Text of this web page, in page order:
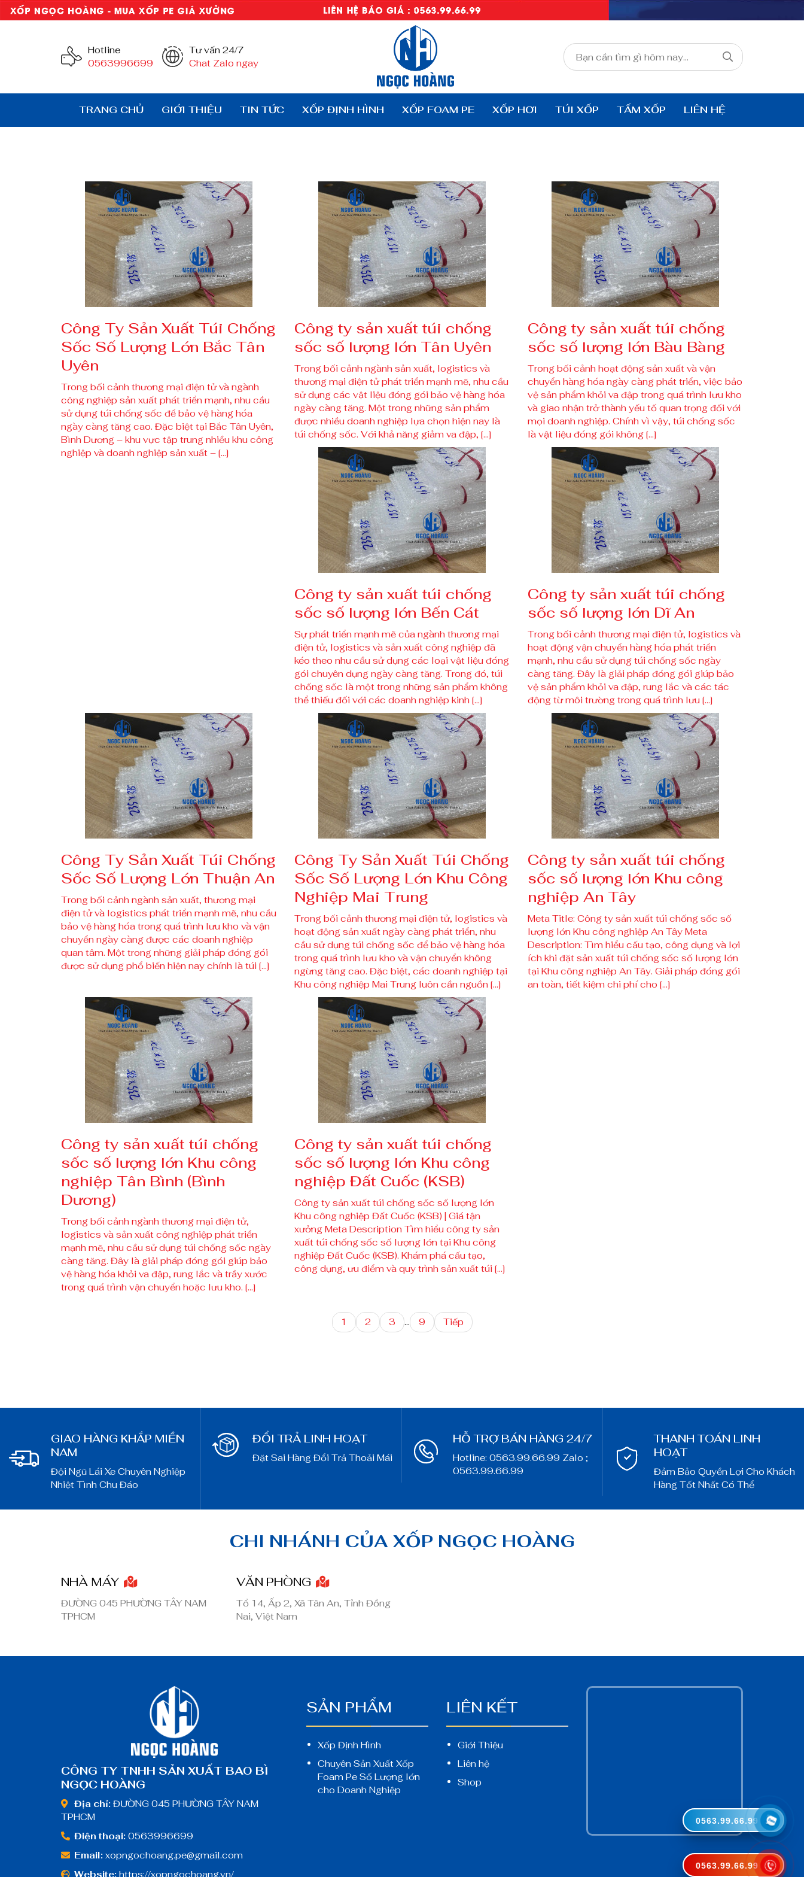
Hotline
0563996699
Tư vấn 24/7
Chat Zalo ngay
TRANG CHỦ GIỚI THIỆU TIN TỨC XỐP ĐỊNH HÌNH XỐP FOAM PE XỐP HƠI TÚI XỐP TẤM XỐP LIÊN HỆ
Công Ty Sản Xuất Túi Chống
Sốc Số Lượng Lớn Bắc Tân
Uyên
Trong bối cảnh thương mại điện tử và ngành
công nghiệp sản xuất phát triển mạnh, nhu cầu
sử dụng túi chống sốc để bảo vệ hàng hóa
ngày càng tăng cao. Đặc biệt tại Bắc Tân Uyên,
Bình Dương – khu vực tập trung nhiều khu công
nghiệp và doanh nghiệp sản xuất – […]
Công ty sản xuất túi chống
sốc số lượng lớn Tân Uyên
Trong bối cảnh ngành sản xuất, logistics và
thương mại điện tử phát triển mạnh mẽ, nhu cầu
sử dụng các vật liệu đóng gói bảo vệ hàng hóa
ngày càng tăng. Một trong những sản phẩm
được nhiều doanh nghiệp lựa chọn hiện nay là
túi chống sốc. Với khả năng giảm va đập, […]
Công ty sản xuất túi chống
sốc số lượng lớn Bàu Bàng
Trong bối cảnh hoạt động sản xuất và vận
chuyển hàng hóa ngày càng phát triển, việc bảo
vệ sản phẩm khỏi va đập trong quá trình lưu kho
và giao nhận trở thành yếu tố quan trọng đối với
mọi doanh nghiệp. Chính vì vậy, túi chống sốc
là vật liệu đóng gói không […]
Công ty sản xuất túi chống
sốc số lượng lớn Bến Cát
Sự phát triển mạnh mẽ của ngành thương mại
điện tử, logistics và sản xuất công nghiệp đã
kéo theo nhu cầu sử dụng các loại vật liệu đóng
gói chuyên dụng ngày càng tăng. Trong đó, túi
chống sốc là một trong những sản phẩm không
thể thiếu đối với các doanh nghiệp kinh […]
Công ty sản xuất túi chống
sốc số lượng lớn Dĩ An
Trong bối cảnh thương mại điện tử, logistics và
hoạt động vận chuyển hàng hóa phát triển
mạnh, nhu cầu sử dụng túi chống sốc ngày
càng tăng. Đây là giải pháp đóng gói giúp bảo
vệ sản phẩm khỏi va đập, rung lắc và các tác
động từ môi trường trong quá trình lưu […]
Công Ty Sản Xuất Túi Chống
Sốc Số Lượng Lớn Thuận An
Trong bối cảnh ngành sản xuất, thương mại
điện tử và logistics phát triển mạnh mẽ, nhu cầu
bảo vệ hàng hóa trong quá trình lưu kho và vận
chuyển ngày càng được các doanh nghiệp
quan tâm. Một trong những giải pháp đóng gói
được sử dụng phổ biến hiện nay chính là túi […]
Công Ty Sản Xuất Túi Chống
Sốc Số Lượng Lớn Khu Công
Nghiệp Mai Trung
Trong bối cảnh thương mại điện tử, logistics và
hoạt động sản xuất ngày càng phát triển, nhu
cầu sử dụng túi chống sốc để bảo vệ hàng hóa
trong quá trình lưu kho và vận chuyển không
ngừng tăng cao. Đặc biệt, các doanh nghiệp tại
Khu công nghiệp Mai Trung luôn cần nguồn […]
Công ty sản xuất túi chống
sốc số lượng lớn Khu công
nghiệp An Tây
Meta Title: Công ty sản xuất túi chống sốc số
lượng lớn Khu công nghiệp An Tây Meta
Description: Tìm hiểu cấu tạo, công dụng và lợi
ích khi đặt sản xuất túi chống sốc số lượng lớn
tại Khu công nghiệp An Tây. Giải pháp đóng gói
an toàn, tiết kiệm chi phí cho […]
Công ty sản xuất túi chống
sốc số lượng lớn Khu công
nghiệp Tân Bình (Bình
Dương)
Trong bối cảnh ngành thương mại điện tử,
logistics và sản xuất công nghiệp phát triển
mạnh mẽ, nhu cầu sử dụng túi chống sốc ngày
càng tăng. Đây là giải pháp đóng gói giúp bảo
vệ hàng hóa khỏi va đập, rung lắc và trầy xước
trong quá trình vận chuyển hoặc lưu kho. […]
Công ty sản xuất túi chống
sốc số lượng lớn Khu công
nghiệp Đất Cuốc (KSB)
Công ty sản xuất túi chống sốc số lượng lớn
Khu công nghiệp Đất Cuốc (KSB) | Giá tận
xưởng Meta Description Tìm hiểu công ty sản
xuất túi chống sốc số lượng lớn tại Khu công
nghiệp Đất Cuốc (KSB). Khám phá cấu tạo,
công dụng, ưu điểm và quy trình sản xuất túi […]
1 2 3 … 9 Tiếp
GIAO HÀNG KHẮP MIỀN
NAM
Đội Ngũ Lái Xe Chuyên Nghiệp
Nhiệt Tình Chu Đáo
ĐỔI TRẢ LINH HOẠT
Đặt Sai Hàng Đổi Trả Thoải Mái
HỖ TRỢ BÁN HÀNG 24/7
Hotline: 0563.99.66.99 Zalo ;
0563.99.66.99
THANH TOÁN LINH
HOẠT
Đảm Bảo Quyền Lợi Cho Khách
Hàng Tốt Nhất Có Thể
CHI NHÁNH CỦA XỐP NGỌC HOÀNG
NHÀ MÁY
ĐƯỜNG 045 PHƯỜNG TÂY NAM
TPHCM
VĂN PHÒNG
Tổ 14, Ấp 2, Xã Tân An, Tỉnh Đồng
Nai, Việt Nam
CÔNG TY TNHH SẢN XUẤT BAO BÌ
NGỌC HOÀNG
Địa chỉ: ĐƯỜNG 045 PHƯỜNG TÂY NAM
TPHCM
Điện thoại: 0563996699
Email: xopngochoang.pe@gmail.com
Website: https://xopngochoang.vn/
SẢN PHẨM
Xốp Định Hình
Chuyên Sản Xuất Xốp
Foam Pe Số Lượng lớn
cho Doanh Nghiệp
LIÊN KẾT
Giới Thiệu
Liên hệ
Shop
0563.99.66.99
0563.99.66.99